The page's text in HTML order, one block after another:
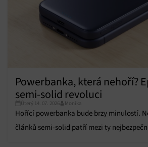
Powerbanka, která nehoří?
semi-solid revoluci
Úterý 14. 07. 2026 Monika
Hořící powerbanka bude brzy minulostí.
článků semi-solid patří mezi ty